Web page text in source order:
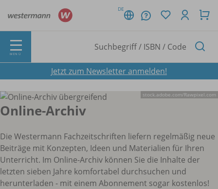
DE
MENÜ
Jetzt zum Newsletter anmelden!
stock.adobe.com/Rawpixel.com
Online-Archiv
Die Westermann Fachzeitschriften liefern regelmäßig neue
Beiträge mit Konzepten, Ideen und Materialien für Ihren
Unterricht. Im Online-Archiv können Sie die Inhalte der
letzten sieben Jahre komfortabel durchsuchen und
herunterladen - mit einem Abonnement sogar kostenlos!